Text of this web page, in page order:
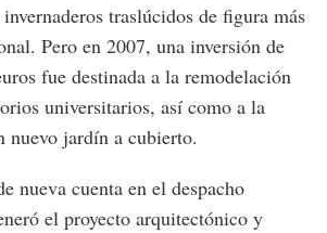
traslúcidos de figura más
Pero en 2007, una inversión de
fue destinada a la remodelación
universitarios, así como a la
nuevo jardín a cubierto.
nueva cuenta en el despacho
el proyecto arquitectónico y